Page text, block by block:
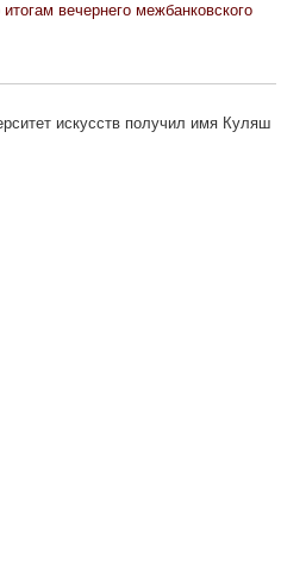
вечернего межбанковского
искусств получил имя Куляш